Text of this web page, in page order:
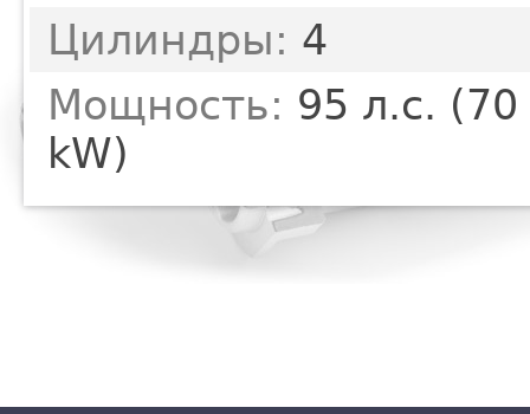
Цилиндры: 4
Мощность: 95 л.с. (70
kW)